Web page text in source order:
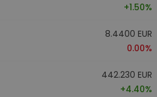
+1.50%
8.4400 EUR
0.00%
442.230 EUR
+4.40%